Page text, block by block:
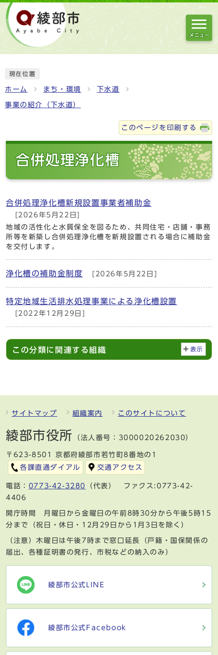
メニュー
現在位置
ホーム まち・環境 下水道
事業の紹介（下水道）
このページを印刷する
合併処理浄化槽
合併処理浄化槽新規設置事業者補助金
[2026年5月22日]
地域の活性化と水質保全を図るため、共同住宅・店舗・事務
所等を新築し合併処理浄化槽を新規設置される場合に補助金
を交付します。
浄化槽の補助金制度 [2026年5月22日]
特定地域生活排水処理事業による浄化槽設置
[2022年12月29日]
この分類に関連する組織 表示
サイトマップ 組織案内 このサイトについて
綾部市役所 （法人番号：3000020262030）
〒623-8501 京都府綾部市若竹町8番地の1
各課直通ダイアル
交通アクセス
電話： 0773-42-3280
（代表） ファクス:0773-42-
4406
開庁時間 月曜日から金曜日の午前8時30分から午後5時15
分まで（祝日・休日・12月29日から1月3日を除く）
（注意）木曜日は午後7時まで窓口延長（戸籍・国保関係の
届出、各種証明書の発行、市税などの納入のみ）
綾部市公式LINE
綾部市公式Facebook